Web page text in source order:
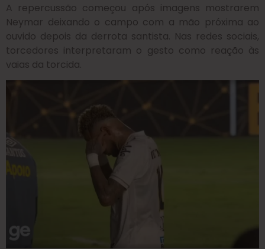
A repercussão começou após imagens mostrarem
Neymar deixando o campo com a mão próxima ao
ouvido depois da derrota santista. Nas redes sociais,
torcedores interpretaram o gesto como reação às
vaias da torcida.